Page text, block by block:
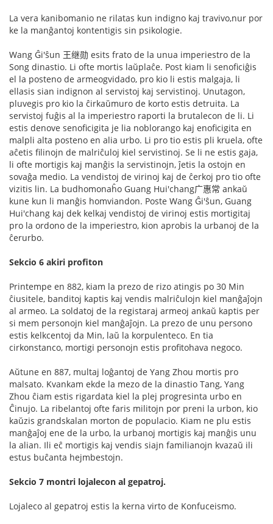
La vera kanibomanio ne rilatas kun indigno kaj travivo,nur por
ke la manĝantoj kontentigis sin psikologie.
Wang Ĝi'ŝun 王继勋 esits frato de la unua imperiestro de la
Song dinastio. Li ofte mortis laŭplaĉe. Post kiam li senoficiĝis
el la posteno de armeogvidado, pro kio li estis malgaja, li
ellasis sian indignon al servistoj kaj servistinoj. Unutagon,
pluvegis pro kio la ĉirkaŭmuro de korto estis detruita. La
servistoj fuĝis al la imperiestro raporti la brutalecon de li. Li
estis denove senoficigita je lia noblorango kaj enoficigita en
malpli alta posteno en alia urbo. Li pro tio estis pli kruela, ofte
aĉetis filinojn de malriĉuloj kiel servistinoj. Se li ne estis gaja,
li ofte mortigis kaj manĝis la servistinojn, ĵetis la ostojn en
sovaĝa medio. La vendistoj de virinoj kaj de ĉerkoj pro tio ofte
vizitis lin. La budhomonaĥo Guang Hui'chang广惠常 ankaŭ
kune kun li manĝis homviandon. Poste Wang Ĝi'ŝun, Guang
Hui'chang kaj dek kelkaj vendistoj de virinoj estis mortigitaj
pro la ordono de la imperiestro, kion aprobis la urbanoj de la
ĉerurbo.
Sekcio 6 akiri profiton
Printempe en 882, kiam la prezo de rizo atingis po 30 Min
ĉiusitele, banditoj kaptis kaj vendis malriĉulojn kiel manĝaĵojn
al armeo. La soldatoj de la registaraj armeoj ankaŭ kaptis per
si mem personojn kiel manĝaĵojn. La prezo de unu persono
estis kelkcentoj da Min, laŭ la korpulenteco. En tia
cirkonstanco, mortigi personojn estis profitohava negoco.
Aŭtune en 887, multaj loĝantoj de Yang Zhou mortis pro
malsato. Kvankam ekde la mezo de la dinastio Tang, Yang
Zhou ĉiam estis rigardata kiel la plej progresinta urbo en
Ĉinujo. La ribelantoj ofte faris militojn por preni la urbon, kio
kaŭzis grandskalan morton de populacio. Kiam ne plu estis
manĝaĵoj ene de la urbo, la urbanoj mortigis kaj manĝis unu
la alian. Ili eĉ mortigis kaj vendis siajn familianojn kvazaŭ ili
estus buĉanta hejmbestojn.
Sekcio 7 montri lojalecon al gepatroj.
Lojaleco al gepatroj estis la kerna virto de Konfuceismo.